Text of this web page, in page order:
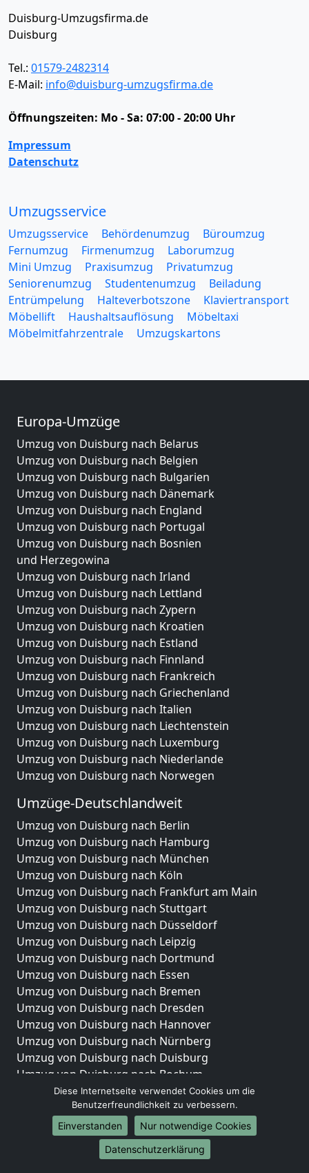
Duisburg-Umzugsfirma.de
Duisburg
Tel.: 01579-2482314
E-Mail: info@duisburg-umzugsfirma.de
Öffnungszeiten: Mo - Sa: 07:00 - 20:00 Uhr
Impressum
Datenschutz
Umzugsservice
Umzugsservice Behördenumzug
Büroumzug
Fernumzug
Firmenumzug
Laborumzug
Mini Umzug
Praxisumzug
Privatumzug
Seniorenumzug
Studentenumzug
Beiladung
Entrümpelung
Halteverbotszone
Klaviertransport
Möbellift
Haushaltsauflösung
Möbeltaxi
Möbelmitfahrzentrale
Umzugskartons
Europa-Umzüge
Umzug von Duisburg nach Belarus
Umzug von Duisburg nach Belgien
Umzug von Duisburg nach Bulgarien
Umzug von Duisburg nach Dänemark
Umzug von Duisburg nach England
Umzug von Duisburg nach Portugal
Umzug von Duisburg nach Bosnien
und Herzegowina
Umzug von Duisburg nach Irland
Umzug von Duisburg nach Lettland
Umzug von Duisburg nach Zypern
Umzug von Duisburg nach Kroatien
Umzug von Duisburg nach Estland
Umzug von Duisburg nach Finnland
Umzug von Duisburg nach Frankreich
Umzug von Duisburg nach Griechenland
Umzug von Duisburg nach Italien
Umzug von Duisburg nach Liechtenstein
Umzug von Duisburg nach Luxemburg
Umzug von Duisburg nach Niederlande
Umzug von Duisburg nach Norwegen
Umzüge-Deutschlandweit
Umzug von Duisburg nach Berlin
Umzug von Duisburg nach Hamburg
Umzug von Duisburg nach München
Umzug von Duisburg nach Köln
Umzug von Duisburg nach Frankfurt am Main
Umzug von Duisburg nach Stuttgart
Umzug von Duisburg nach Düsseldorf
Umzug von Duisburg nach Leipzig
Umzug von Duisburg nach Dortmund
Umzug von Duisburg nach Essen
Umzug von Duisburg nach Bremen
Umzug von Duisburg nach Dresden
Umzug von Duisburg nach Hannover
Umzug von Duisburg nach Nürnberg
Umzug von Duisburg nach Duisburg
Umzug von Duisburg nach Bochum
Umzug von Duisburg nach Wuppertal
Umzug von Duisburg nach Bielefeld
Umzug von Duisburg nach Bonn
Umzug von Duisburg nach Münster
Diese Internetseite verwendet Cookies um die
Benutzerfreundlichkeit zu verbessern.
Einverstanden
Nur notwendige Cookies
Datenschutzerklärung